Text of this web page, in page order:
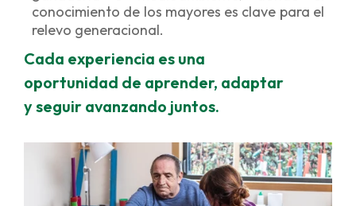
conocimiento de los mayores es clave para el
relevo generacional.
Cada experiencia es una
oportunidad de aprender, adaptar
y seguir avanzando juntos.